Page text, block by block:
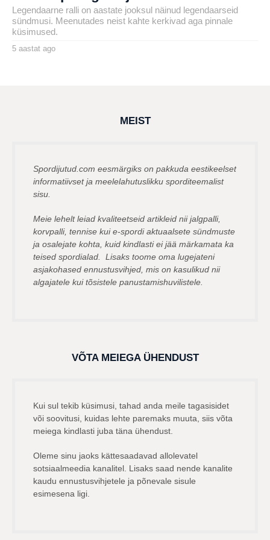
Legendaarne ralli on aastate jooksul näinud legendaarseid
sündmusi. Meenutades neist kahte kerkivad aga pinnale
küsimused.
5 aastat ago
MEIST
Spordijutud.com eesmärgiks on pakkuda eestikeelset
informatiivset ja meelelahutuslikku sporditeemalist
sisu.
Meie lehelt leiad kvaliteetseid artikleid nii jalgpalli,
korvpalli, tennise kui e-spordi aktuaalsete sündmuste
ja osalejate kohta, kuid kindlasti ei jää märkamata ka
teised spordialad. Lisaks toome oma lugejateni
asjakohased ennustusvihjed, mis on kasulikud nii
algajatele kui tõsistele panustamishuvilistele.
VÕTA MEIEGA ÜHENDUST
Kui sul tekib küsimusi, tahad anda meile tagasisidet
või soovitusi, kuidas lehte paremaks muuta, siis võta
meiega kindlasti juba täna ühendust.
Oleme sinu jaoks kättesaadavad allolevatel
sotsiaalmeedia kanalitel. Lisaks saad nende kanalite
kaudu ennustusvihjetele ja põnevale sisule
esimesena ligi.